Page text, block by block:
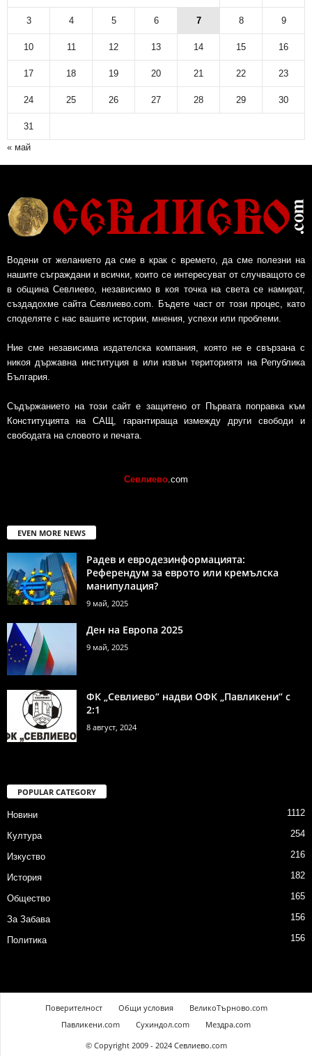
3 4 5 6 7 8 9
10 11 12 13 14 15 16
17 18 19 20 21 22 23
24 25 26 27 28 29 30
31
« май
Водени от желанието да сме в крак с времето, да сме полезни на
нашите съграждани и всички, които се интересуват от случващото се
в община Севлиево, независимо в коя точка на света се намират,
създадохме сайта Севлиево.com. Бъдете част от този процес, като
споделяте с нас вашите истории, мнения, успехи или проблеми.
Ние сме независима издателска компания, която не е свързана с
никоя държавна институция в или извън териториятя на Република
България.
Съдържанието на този сайт е защитено от Първата поправка към
Конституцията на САЩ, гарантираща измежду други свободи и
свободата на словото и печата.
Севлиево .com
EVEN MORE NEWS
Радев и евродезинформацията:
Референдум за еврото или кремълска
манипулация?
9 май, 2025
Ден на Европа 2025
9 май, 2025
ФК „Севлиево“ надви ОФК „Павликени“ с
2:1
8 август, 2024
POPULAR CATEGORY
Новини 1112
Култура 254
Изкуство 216
История 182
Общество 165
За Забава 156
Политика 156
Поверителност Общи условия
ВеликоТърново.com
Павликени.com
Сухиндол.com
Мездра.com
© Copyright 2009 - 2024 Севлиево.com